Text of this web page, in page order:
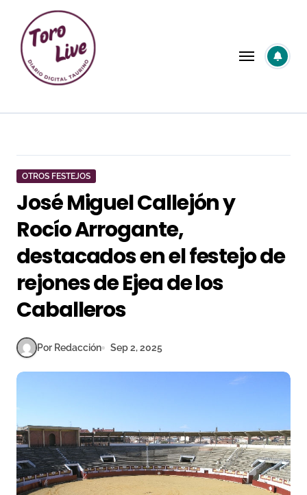
contenido
OTROS FESTEJOS
José Miguel Callejón y
Rocío Arrogante,
destacados en el festejo de
rejones de Ejea de los
Caballeros
Por Redacción Sep 2, 2025